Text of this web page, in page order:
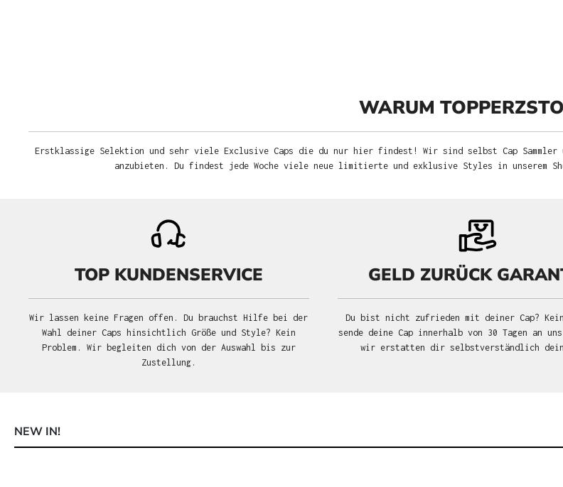
WARUM
Erstklassige Selektion und sehr viele Exclusive Caps die du nur hier findest! Wir sind selbst Cap Sammler
anzubieten. Du findest jede Woche viele neue limitierte und exklusive Styles in unserem
TOP KUNDENSERVICE
Wir lassen keine Fragen offen. Du brauchst Hilfe bei der
Wahl deiner Caps hinsichtlich Größe und Style? Kein
Problem. Wir begleiten dich von der Auswahl bis zur
Zustellung.
GELD ZURÜCK
Du bist nicht zufrieden mit deiner Cap? Kein
sende deine Cap innerhalb von 30 Tagen an
wir erstatten dir selbstverständlich
NEW IN!